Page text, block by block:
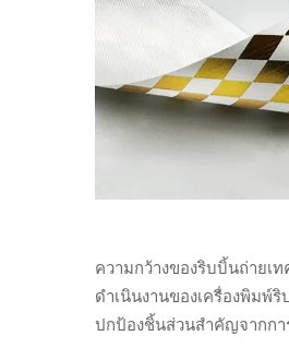
ความกว้างของริบบิ้นถ่าย
ดำเนินงานของเครื่องพิมพ์
ปกป้องชิ้นส่วนสำคัญจากกา